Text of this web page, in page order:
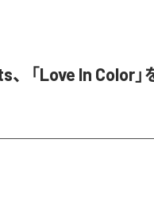
、「Love In Color